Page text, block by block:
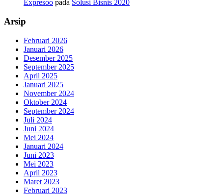
Expresoo pada Solusi Bisnis 2020
Arsip
Februari 2026
Januari 2026
Desember 2025
September 2025
April 2025
Januari 2025
November 2024
Oktober 2024
September 2024
Juli 2024
Juni 2024
Mei 2024
Januari 2024
Juni 2023
Mei 2023
April 2023
Maret 2023
Februari 2023